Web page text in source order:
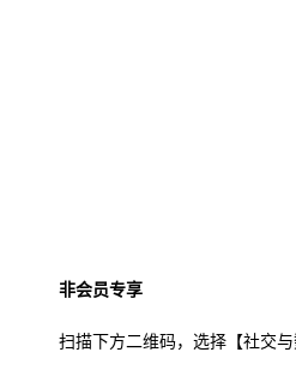
非会员专享
扫描下方二维码，选择【社交